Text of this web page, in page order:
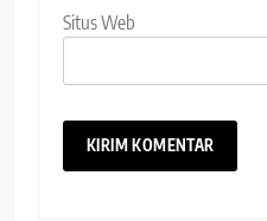
Situs Web